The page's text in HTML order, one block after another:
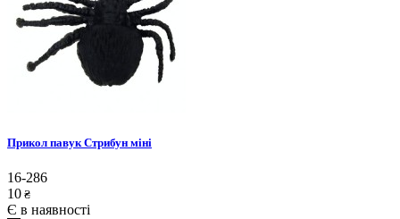
Прикол павук Стрибун міні
16-286
10 ₴
Є в наявності